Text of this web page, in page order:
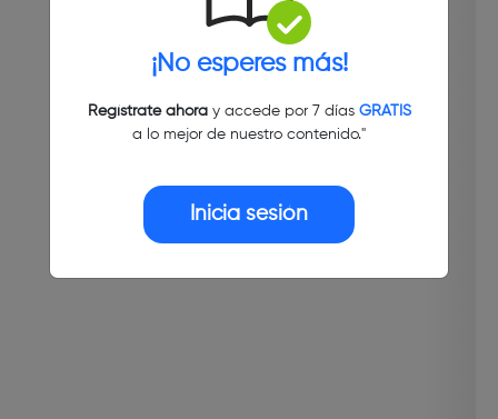
¡No esperes más!
Regístrate ahoray accede por 7 días GRATIS
a lo mejor de nuestro contenido."
Inicia sesión